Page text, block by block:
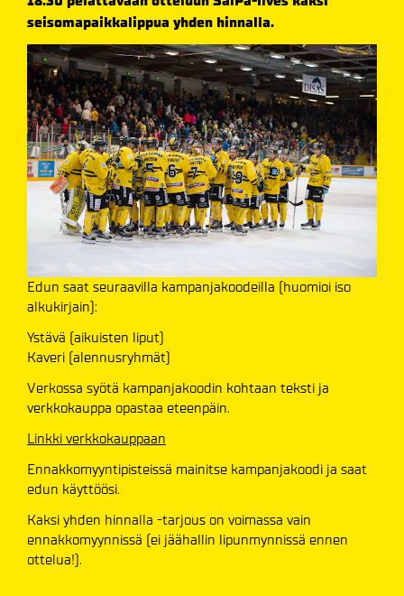
seisomapaikkalippua yhden hinnalla.
Edun saat seuraavilla kampanjakoodeilla (huomioi iso
alkukirjain):
Ystävä (aikuisten liput)
Kaveri (alennusryhmät)
Verkossa syötä kampanjakoodin kohtaan teksti ja
verkkokauppa opastaa eteenpäin.
Linkki verkkokauppaan
Ennakkomyyntipisteissä mainitse kampanjakoodi ja saat
edun käyttöösi.
Kaksi yhden hinnalla -tarjous on voimassa vain
ennakkomyynnissä (ei jäähallin lipunmynnissä ennen
ottelua!).